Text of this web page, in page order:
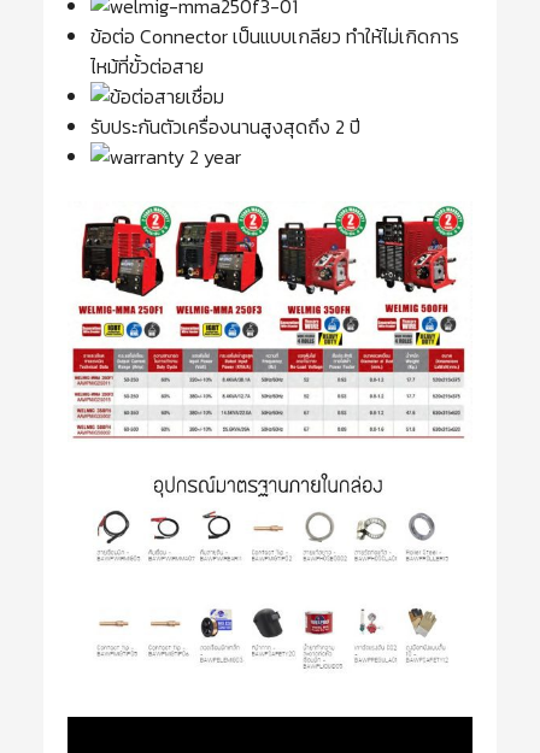
ข้อต่อ Connector เป็นแบบเกลียว ทำให้ไม่เกิดการ
ไหม้ที่ขั้วต่อสาย
รับประกันตัวเครื่องนานสูงสุดถึง 2 ปี